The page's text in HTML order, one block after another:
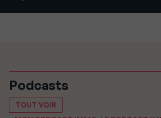
Podcasts
TOUT VOIR